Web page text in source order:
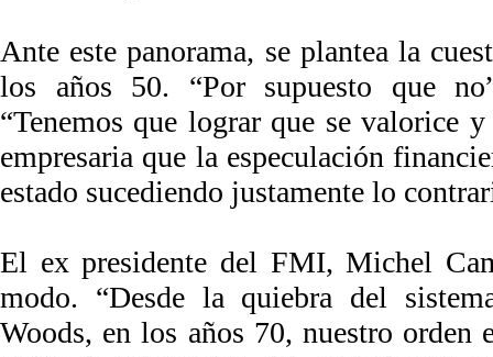
Ante este panorama, se plantea la
los años 50. “Por supuesto que
“Tenemos que lograr que se valorice
empresaria que la especulación
estado sucediendo justamente lo
El ex presidente del FMI, Michel
modo. “Desde la quiebra del
Woods, en los años 70, nuestro orden